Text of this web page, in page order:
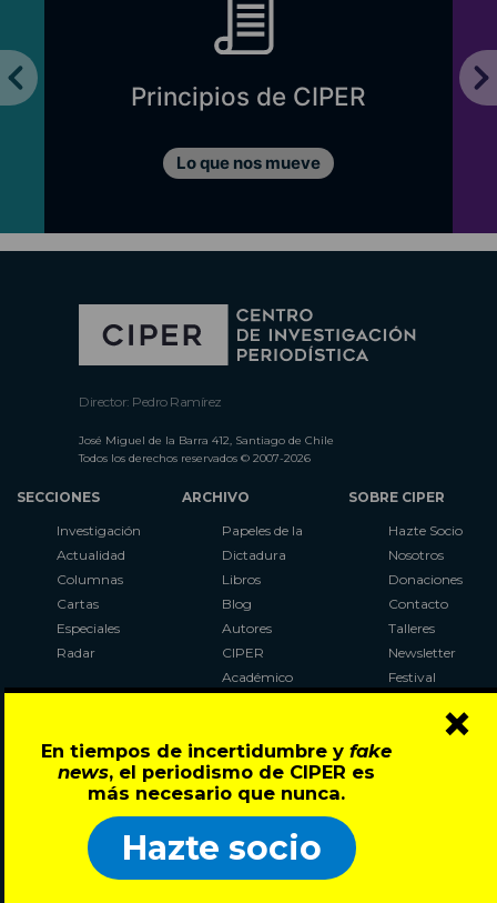
En tiempos de incertidumbre y fake
news, el periodismo de CIPER es
más necesario que nunca.
Hazte socio
×
Principios de CIPER
Lo que nos mueve
Director: Pedro Ramírez
José Miguel de la Barra 412, Santiago de Chile
Todos los derechos reservados © 2007-2026
SECCIONES
Investigación
Actualidad
Columnas
Cartas
Especiales
Radar
ARCHIVO
Papeles de la
Dictadura
Libros
Blog
Autores
CIPER
Académico
Al Plebiscito
con CIPER
SOBRE CIPER
Hazte Socio
Nosotros
Donaciones
Contacto
Talleres
Newsletter
Festival